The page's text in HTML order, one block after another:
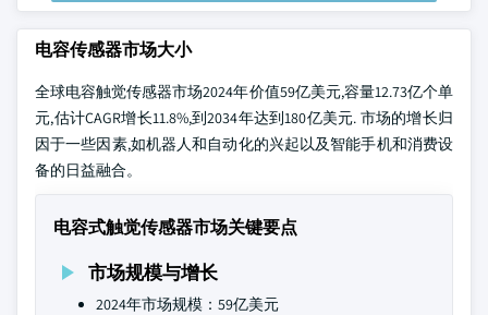
电容传感器市场大小
全球电容触觉传感器市场2024年价值59亿美元,容量12.73亿个单
元,估计CAGR增长11.8%,到2034年达到180亿美元. 市场的增长归
因于一些因素,如机器人和自动化的兴起以及智能手机和消费设
备的日益融合。
电容式触觉传感器市场关键要点
市场规模与增长
2024年市场规模：59亿美元